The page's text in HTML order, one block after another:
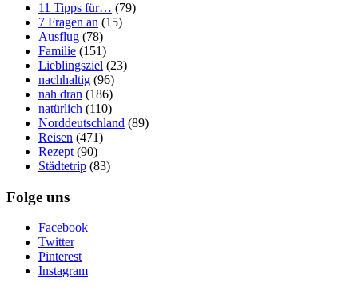
11 Tipps für… (79)
7 Fragen an (15)
Ausflug (78)
Familie (151)
Lieblingsziel (23)
nachhaltig (96)
nah dran (186)
natürlich (110)
Norddeutschland (89)
Reisen (471)
Rezept (90)
Städtetrip (83)
Folge uns
Facebook
Twitter
Pinterest
Instagram